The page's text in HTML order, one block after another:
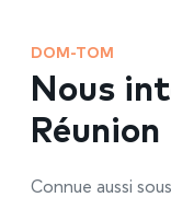
DOM-TOM
Nous
Réunion
Connue aussi